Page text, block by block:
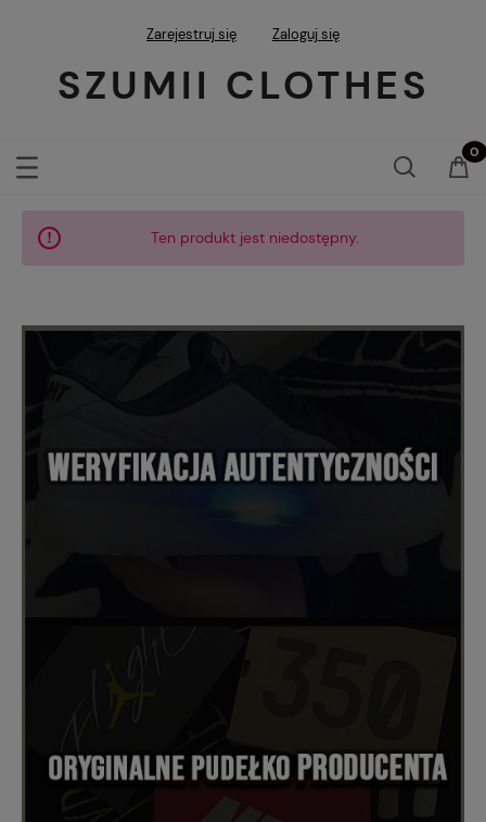
Zarejestruj się Zaloguj się
SZUMII CLOTHES
Ten produkt jest niedostępny.